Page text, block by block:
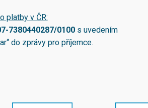
platby v ČR:
7380440287/0100s uvedením
do zprávy pro příjemce.